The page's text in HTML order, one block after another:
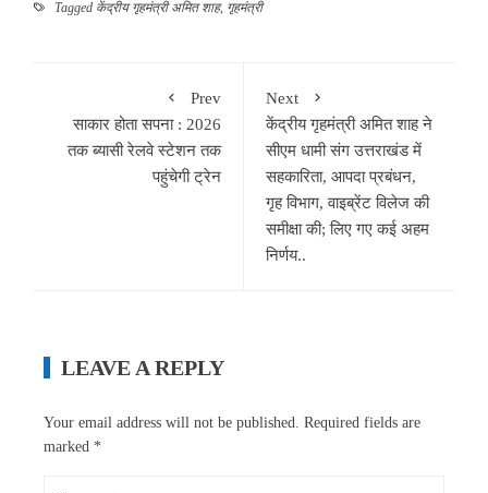
Tagged केंद्रीय गृहमंत्री अमित शाह, गृहमंत्री
Prev
साकार होता सपना : 2026
तक ब्यासी रेलवे स्टेशन तक
पहुंचेगी ट्रेन
Next
केंद्रीय गृहमंत्री अमित शाह ने
सीएम धामी संग उत्तराखंड में
सहकारिता, आपदा प्रबंधन,
गृह विभाग, वाइब्रेंट विलेज की
समीक्षा की; लिए गए कई अहम
निर्णय..
LEAVE A REPLY
Your email address will not be published.
Required fields are
marked *